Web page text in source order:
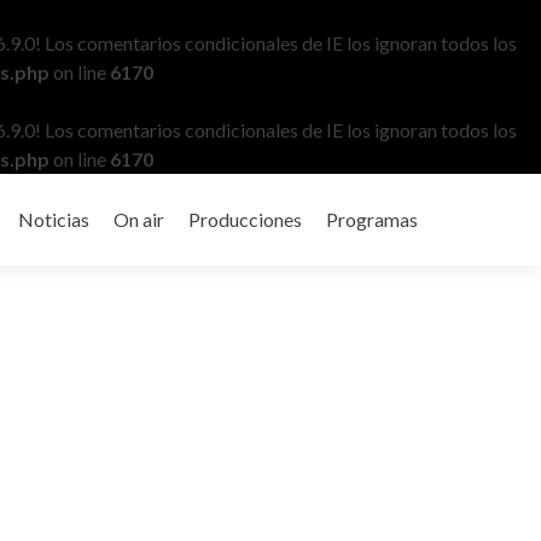
Los comentarios condicionales de IE los ignoran todos los
on line 6170
Los comentarios condicionales de IE los ignoran todos los
on line 6170
Noticias On air Producciones Programas